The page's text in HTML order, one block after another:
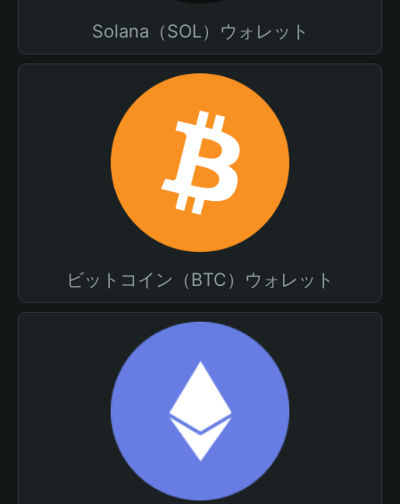
Solana（SOL）ウォレット
ビットコイン（BTC）ウォレット